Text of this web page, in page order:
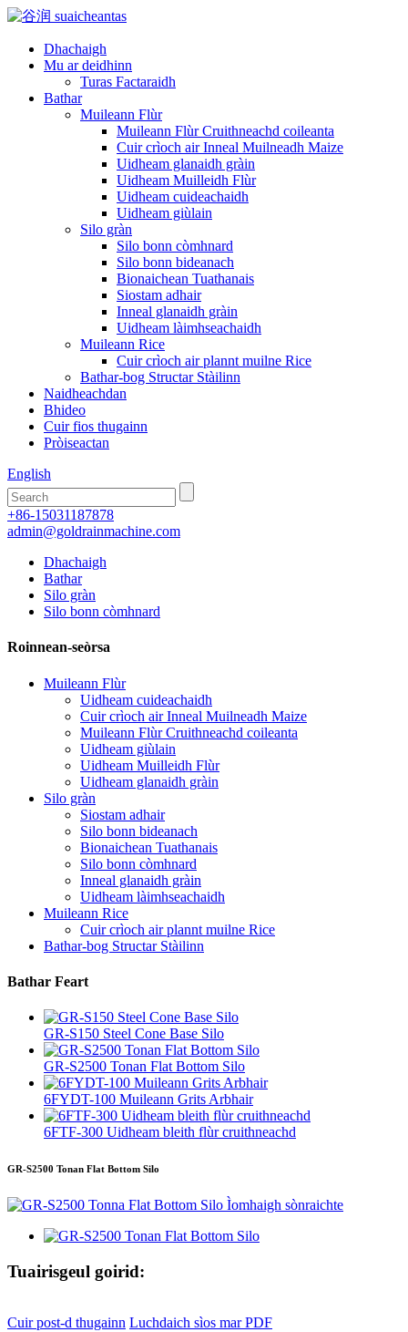
Dhachaigh
Mu ar deidhinn
Turas Factaraidh
Bathar
Muileann Flùr
Muileann Flùr Cruithneachd coileanta
Cuir crìoch air Inneal Muilneadh Maize
Uidheam glanaidh gràin
Uidheam Muilleidh Flùr
Uidheam cuideachaidh
Uidheam giùlain
Silo gràn
Silo bonn còmhnard
Silo bonn bideanach
Bionaichean Tuathanais
Siostam adhair
Inneal glanaidh gràin
Uidheam làimhseachaidh
Muileann Rice
Cuir crìoch air plannt muilne Rice
Bathar-bog Structar Stàilinn
Naidheachdan
Bhideo
Cuir fios thugainn
Pròiseactan
English
+86-15031187878
admin@goldrainmachine.com
Dhachaigh
Bathar
Silo gràn
Silo bonn còmhnard
Roinnean-seòrsa
Muileann Flùr
Uidheam cuideachaidh
Cuir crìoch air Inneal Muilneadh Maize
Muileann Flùr Cruithneachd coileanta
Uidheam giùlain
Uidheam Muilleidh Flùr
Uidheam glanaidh gràin
Silo gràn
Siostam adhair
Silo bonn bideanach
Bionaichean Tuathanais
Silo bonn còmhnard
Inneal glanaidh gràin
Uidheam làimhseachaidh
Muileann Rice
Cuir crìoch air plannt muilne Rice
Bathar-bog Structar Stàilinn
Bathar Feart
GR-S150 Steel Cone Base Silo
GR-S2500 Tonan Flat Bottom Silo
6FYDT-100 Muileann Grits Arbhair
6FTF-300 Uidheam bleith flùr cruithneachd
GR-S2500 Tonan Flat Bottom Silo
Tuairisgeul goirid:
Cuir post-d thugainn Luchdaich sìos mar PDF